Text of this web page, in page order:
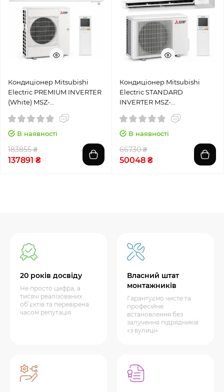
Кондиціонер Mitsubishi
Electric PREMIUM INVERTER
(White) MSZ-
В наявності
183855 ₴
137891 ₴
Кондиціонер Mitsubishi
Electric STANDARD
INVERTER MSZ-
В наявності
66730 ₴
50048 ₴
20 років досвіду
Не просто цифра, а
тисячі реалізованих
об’єктів та перевірена
часом репутація.
Власний штат
монтажників
Гарантуємо чисте та
професійне
встановлення без
залучення підрядників
«з вулиці»